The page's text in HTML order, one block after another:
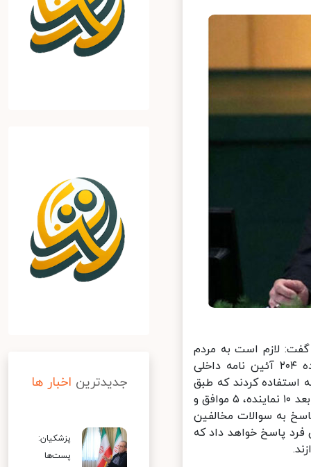
لازم است به مردم
عزیز هم عرض کنم که در بخش کلیات برنامه و معرفی وزیران، طبق ماده ۲۰۴ آئین نامه داخلی
استفاده کردند که طبق
آئین نامه در دو نوبت اجازه صحبت دارند که مجموعا ۲ ساعت و نیم است و بعد ۱۰ نماینده، ۵ موافق و
به سوالات مخالفین
پاسخ خواهد داد که
جدیدترین اخبار ها
پزشکیان:
پست‌ها